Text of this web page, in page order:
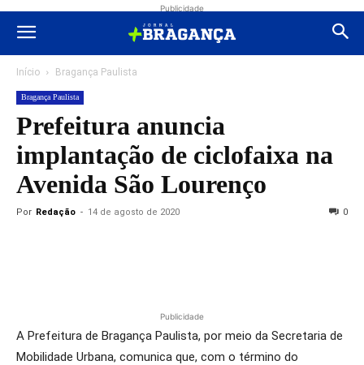
Publicidade
Início Bragança Paulista
Bragança Paulista
Prefeitura anuncia
implantação de ciclofaixa na
Avenida São Lourenço
Por Redação - 14 de agosto de 2020 0
Publicidade
A Prefeitura de Bragança Paulista, por meio da Secretaria de
Mobilidade Urbana, comunica que, com o término do